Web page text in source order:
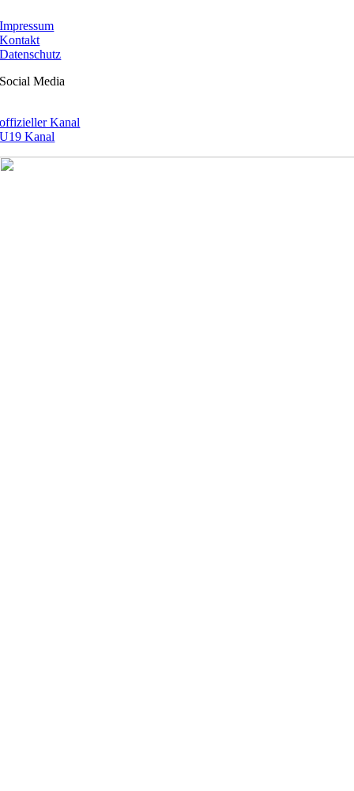
Impressum
Kontakt
Datenschutz
Social Media
offizieller Kanal
U19 Kanal